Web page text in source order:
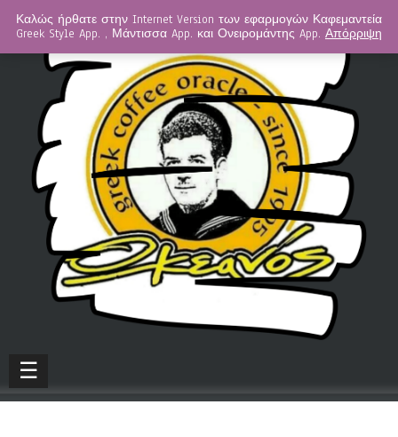
☰
Καλώς ήρθατε στην Internet Version των εφαρμογών Καφεμαντεία
Greek Style App. , Μάντισσα App. και Ονειρομάντης App. Απόρριψη